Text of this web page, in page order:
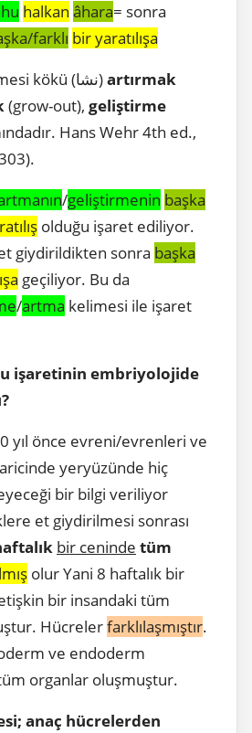
halkan âhara= sonra
farklı bir yaratılışa
’ kelimesi kökü (نشا)artırmak
(grow-out), geliştirme
Hans Wehr 4th ed.,
/geliştirmenin başka
olduğu işaret ediliyor.
giydirildikten sonra başka
geçiliyor. Bu da
/artma kelimesi ile işaret
işaretinin embriyolojide
yıl önce evreni/evrenleri ve
yeryüzünde hiç
bir bilgi veriliyor
et giydirilmesi sonrası
bir ceninde tüm
olur Yani 8 haftalık bir
bir insandaki tüm
Hücrelerfarklılaşmıştır.
ve endoderm
organlar oluşmuştur.
anaç hücrelerden